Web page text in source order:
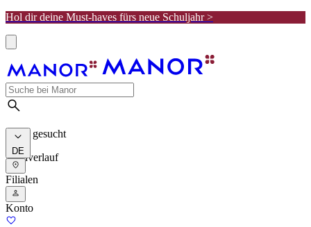
Hol dir deine Must-haves fürs neue Schuljahr >
Meist gesucht
Suchverlauf
DE
Filialen
Konto